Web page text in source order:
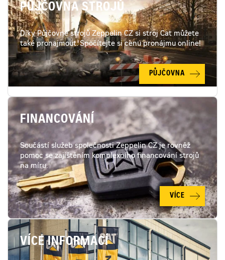
PŮJČOVNA STROJŮ
Díky Půjčovně strojů Zeppelin CZ si stroj Cat můžete
také pronajmout. Spočítejte si cenu pronájmu online!
PŮJČOVNA
FINANCOVÁNÍ
Součástí služeb společnosti Zeppelin CZ je rovněž
pomoc se zajištěním komplexního financování strojů
na míru.
VÍCE
VÍCE INFORMACÍ